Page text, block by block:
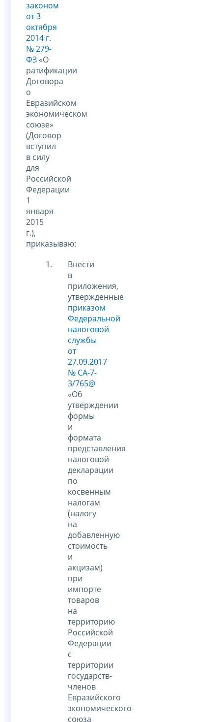
законом
от 3
октября
2014 г.
№ 279-
ФЗ «О
ратификации
Договора
о
Евразийском
экономическом
союзе»
(Договор
вступил
в силу
для
Российской
Федерации
1
января
2015
г.),
приказываю:
Внести
в
приложения,
утвержденные
приказом
Федеральной
налоговой
службы
от
27.09.2017
№ СА-7-
3/765@
«Об
утверждении
формы
и
формата
представления
налоговой
декларации
по
косвенным
налогам
(налогу
на
добавленную
стоимость
и
акцизам)
при
импорте
товаров
на
территорию
Российской
Федерации
с
территории
государств-
членов
Евразийского
экономического
союза